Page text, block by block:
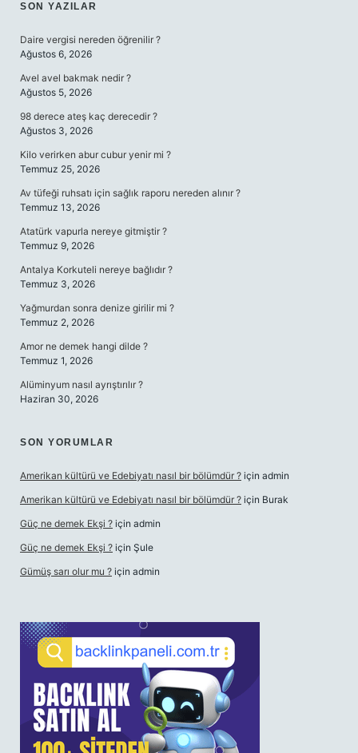
SIDEBAR
SON YAZILAR
Daire vergisi nereden öğrenilir ?
Ağustos 6, 2026
Avel avel bakmak nedir ?
Ağustos 5, 2026
98 derece ateş kaç derecedir ?
Ağustos 3, 2026
Kilo verirken abur cubur yenir mi ?
Temmuz 25, 2026
Av tüfeği ruhsatı için sağlık raporu nereden alınır ?
Temmuz 13, 2026
Atatürk vapurla nereye gitmiştir ?
Temmuz 9, 2026
Antalya Korkuteli nereye bağlıdır ?
Temmuz 3, 2026
Yağmurdan sonra denize girilir mi ?
Temmuz 2, 2026
Amor ne demek hangi dilde ?
Temmuz 1, 2026
Alüminyum nasıl ayrıştırılır ?
Haziran 30, 2026
SON YORUMLAR
Amerikan kültürü ve Edebiyatı nasıl bir bölümdür ? için admin
Amerikan kültürü ve Edebiyatı nasıl bir bölümdür ? için Burak
Güç ne demek Ekşi ? için admin
Güç ne demek Ekşi ? için Şule
Gümüş sarı olur mu ? için admin